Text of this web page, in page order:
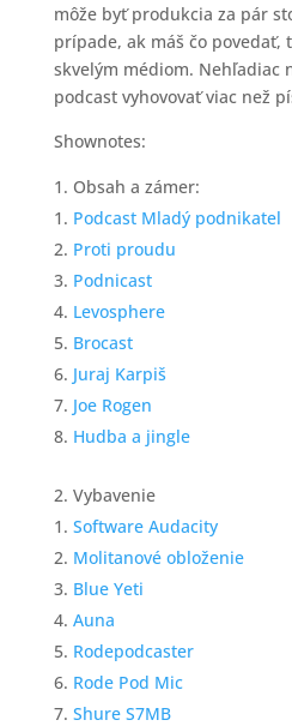
môže byť produkcia za pár
prípade, ak máš čo povedať,
skvelým médiom. Nehľadiac
podcast vyhovovať viac než
Shownotes:
Obsah a zámer:
Podcast Mladý podnikatel
Proti proudu
Podnicast
Levosphere
Brocast
Juraj Karpiš
Joe Rogen
Hudba a jingle
Vybavenie
Software Audacity
Molitanové obloženie
Blue Yeti
Auna
Rodepodcaster
Rode Pod Mic
Shure S7MB